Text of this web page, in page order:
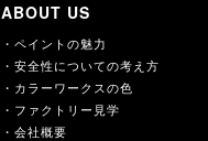
ABOUT US
・ペイントの魅力
・安全性についての考え方
・カラーワークスの色
・ファクトリー見学
・会社概要